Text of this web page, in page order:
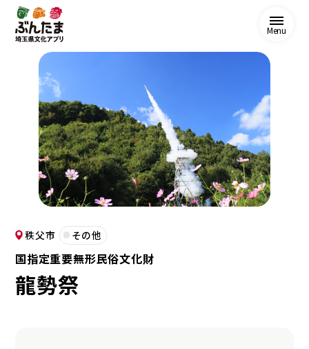
Menu
秩父市 その他
国指定重要無形民俗文化財
龍勢祭